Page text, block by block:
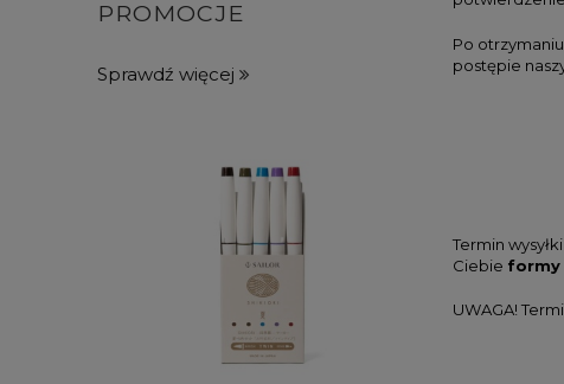
PROMOCJE
Sprawdź więcej
Po
postępie
Termin
Ciebie formy
UWAGA!